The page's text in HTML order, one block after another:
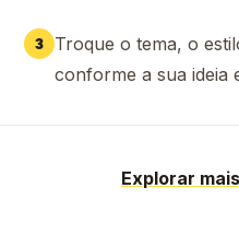
3
Troque o tema, o
conforme a sua ideia
Explorar